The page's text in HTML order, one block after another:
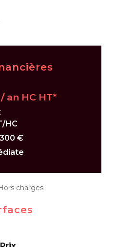
an HC HT*
HC
€
charges